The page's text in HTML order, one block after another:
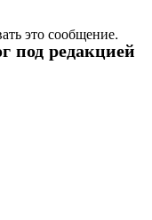
это сообщение.
под редакцией